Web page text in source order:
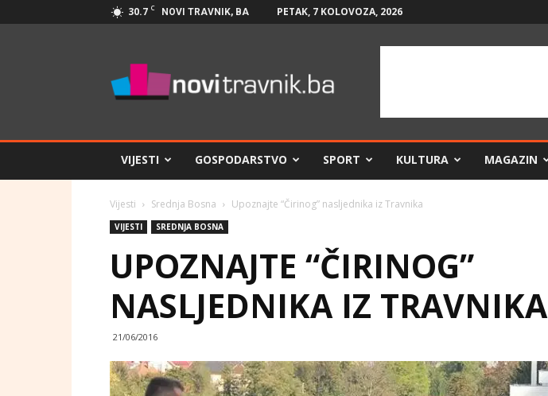
30.7 C NOVI TRAVNIK, BA PETAK, 7 KOLOVOZA, 2026
Travnik.ba
VIJESTI GOSPODARSTVO SPORT KULTURA MAGAZIN
Vijesti Srednja Bosna Upoznajte “Čirinog” nasljednika iz Travnika
VIJESTI SREDNJA BOSNA
UPOZNAJTE “ČIRINOG”
NASLJEDNIKA IZ TRAVNIKA
21/06/2016